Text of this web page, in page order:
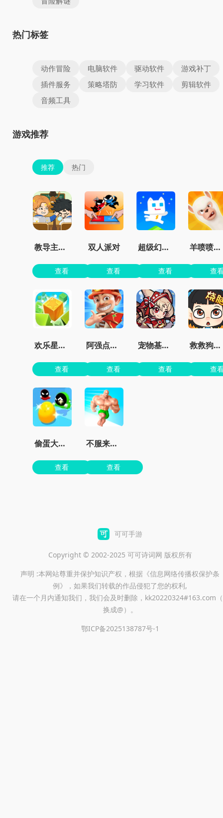
热门标签
动作冒险 电脑软件 驱动软件
游戏补丁
插件服务
策略塔防 学习软件
剪辑软件
音频工具
游戏推荐
推荐 热门
教导主任模拟器
查看
双人派对
查看
超级幻影猫2无限钻石
查看
羊喷喷疯了无限金币
查
欢乐星星碰最新版
查看
阿强点点消官方版
查看
宠物基地最新版本
查看
救救狗狗蜜蜂
查
偷蛋大作战
查看
不服来战鸭正版
查看
可可手游
Copyright © 2002-2025 可可诗词网 版权所有
声明 :本网站尊重并保护知识产权，根据《信息网络传播权保护条
例》，如果我们转载的作品侵犯了您的权利,
请在一个月内通知我们，我们会及时删除，kk20220324#163.com
换成@）。
鄂ICP备2025138787号-1